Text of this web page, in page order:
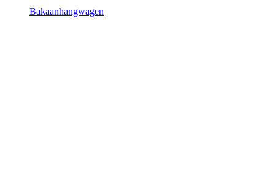
Bakaanhangwagen